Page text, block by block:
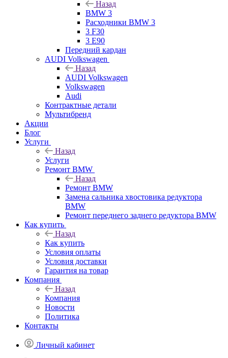
Назад
BMW 3
Расходники BMW 3
3 F30
3 E90
Передний кардан
AUDI Volkswagen
Назад
AUDI Volkswagen
Volkswagen
Audi
Контрактные детали
Мультибренд
Акции
Блог
Услуги
Назад
Услуги
Ремонт BMW
Назад
Ремонт BMW
Замена сальника хвостовика редуктора
BMW
Ремонт переднего заднего редуктора BMW
Как купить
Назад
Как купить
Условия оплаты
Условия доставки
Гарантия на товар
Компания
Назад
Компания
Новости
Политика
Контакты
Личный кабинет